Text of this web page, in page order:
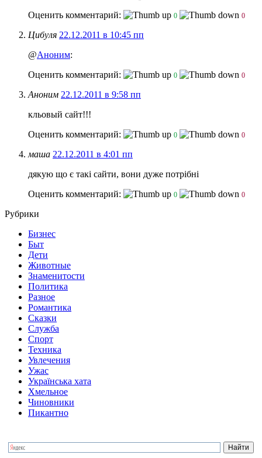
Оценить комментарий: 0 0
Цибуля 22.12.2011 в 10:45 пп
@Аноним:
Оценить комментарий:
0 0
Аноним 22.12.2011 в 9:58 пп
кльовый сайт!!!
Оценить комментарий:
0 0
маша 22.12.2011 в 4:01 пп
дякую що є такі сайти, вони дуже потрібні
Оценить комментарий:
0 0
Рубрики
Бизнес
Быт
Дети
Животные
Знаменитости
Политика
Разное
Романтика
Сказки
Служба
Спорт
Техника
Увлечения
Ужас
Українська хата
Хмельное
Чиновники
Пикантно